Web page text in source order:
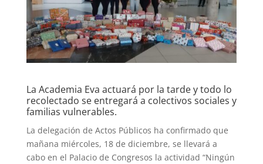
La Academia Eva actuará por la tarde y todo lo
recolectado se entregará a colectivos sociales y
familias vulnerables.
La delegación de Actos Públicos ha confirmado que
mañana miércoles, 18 de diciembre, se llevará a
cabo en el Palacio de Congresos la actividad “Ningún